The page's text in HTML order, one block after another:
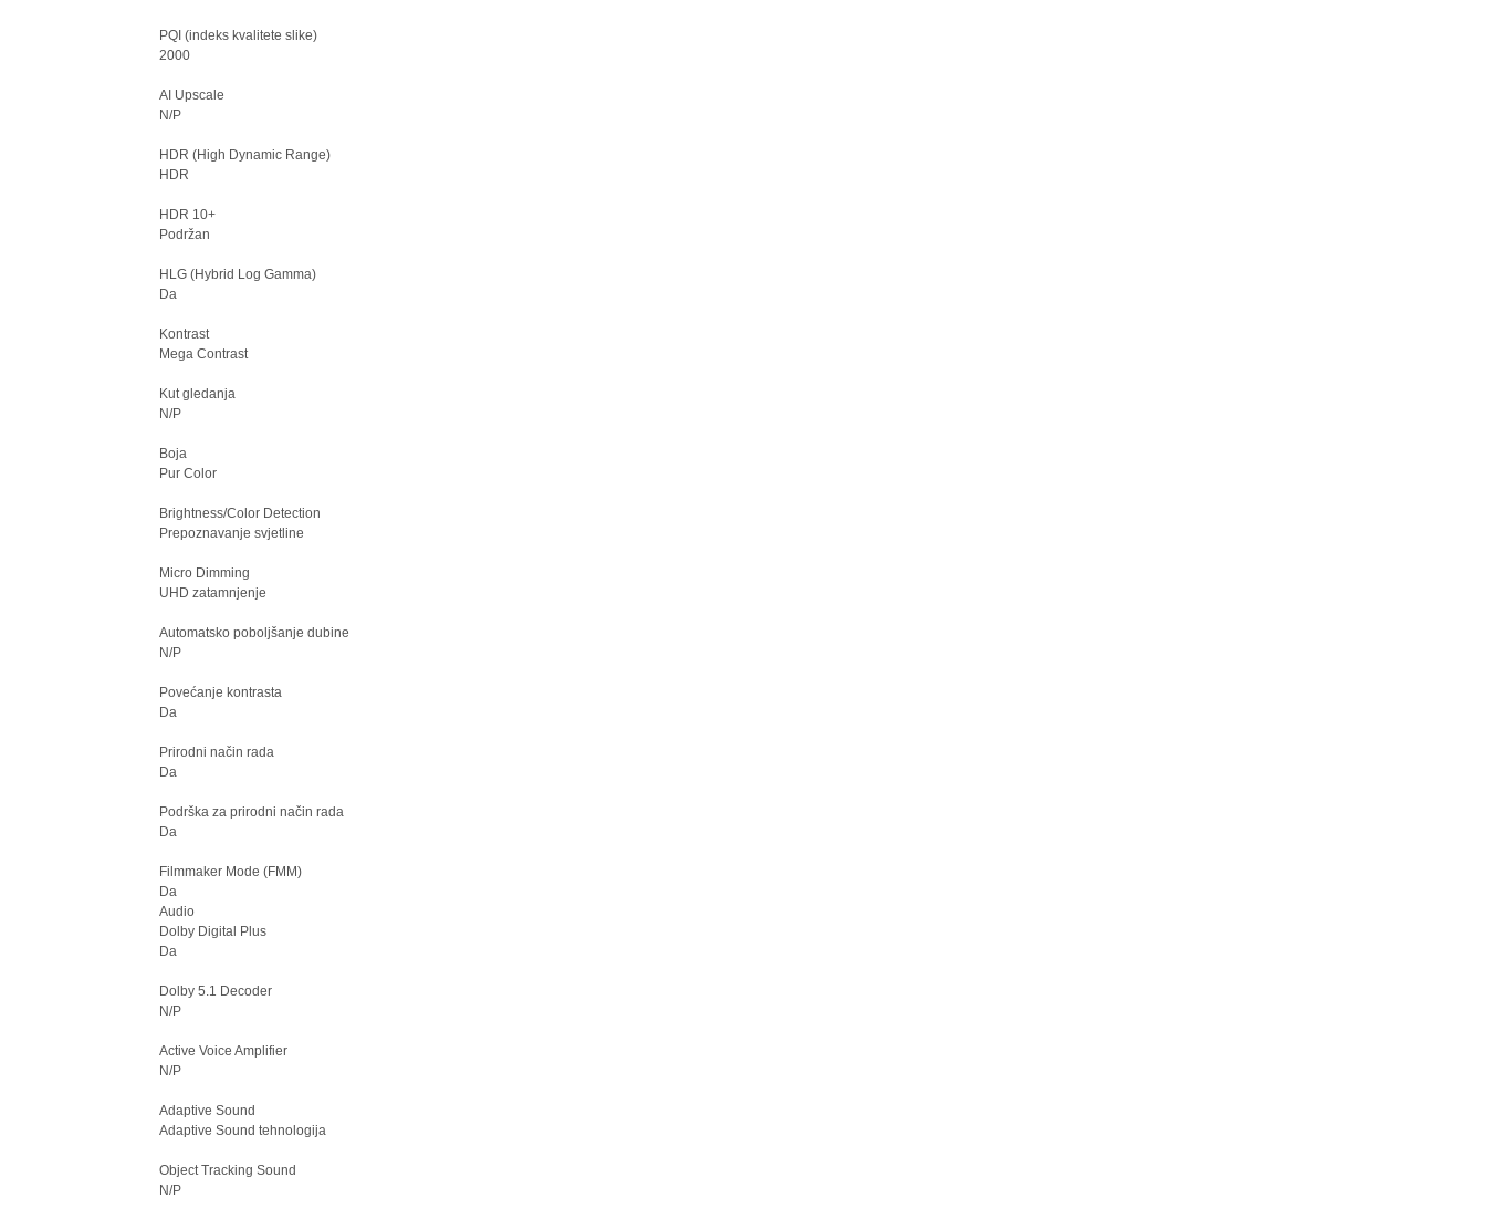
PQI (indeks kvalitete slike)
2000
AI Upscale
N/P
HDR (High Dynamic Range)
HDR
HDR 10+
Podržan
HLG (Hybrid Log Gamma)
Da
Kontrast
Mega Contrast
Kut gledanja
N/P
Boja
Pur Color
Brightness/Color Detection
Prepoznavanje svjetline
Micro Dimming
UHD zatamnjenje
Automatsko poboljšanje dubine
N/P
Povećanje kontrasta
Da
Prirodni način rada
Da
Podrška za prirodni način rada
Da
Filmmaker Mode (FMM)
Da
Audio
Dolby Digital Plus
Da
Dolby 5.1 Decoder
N/P
Active Voice Amplifier
N/P
Adaptive Sound
Adaptive Sound tehnologija
Object Tracking Sound
N/P